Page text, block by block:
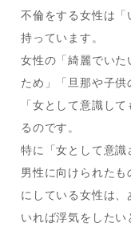
不倫をする女性は
持っています。
女性の「綺麗でい
ため」「旦那や子供
「女として意識し
るのです。
特に「女として意
男性に向けられた
にしている女性は
いれば浮気をしたい